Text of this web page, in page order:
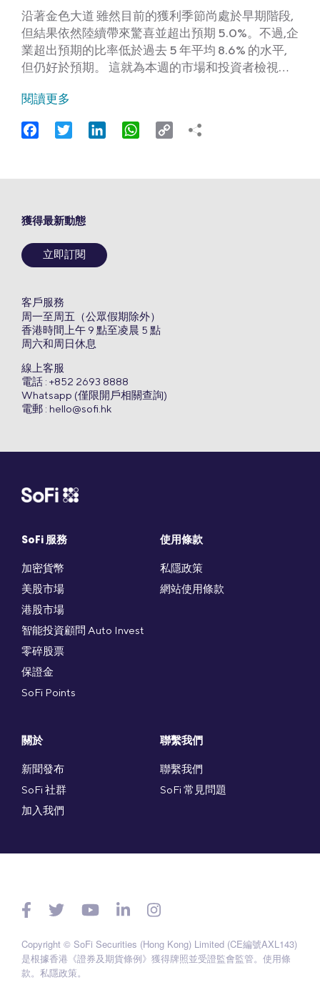
沿著金色大道 雖然目前的獲利季節尚處於早期階段,
但結果依然陸續帶來驚喜並超出預期 5.0%。不過,企
業超出預期的比率低於過去 5 年平均 8.6% 的水平,
但仍好於預期。 這就為本週的市場和投資者檢視…
閱讀更多
FacebookTwitter LinkedIn WhatsApp
Copy
SoFi 服務
加密貨幣
美股市場
港股市場
智能投資顧問 Auto Invest
零碎股票
保證金
SoFi Points
使用條款
私隱政策
網站使用條款
關於
新聞發布
SoFi 社群
加入我們
聯繫我們
聯繫我們
SoFi 常見問題
獲得最新動態
立即訂閱
客戶服務
周一至周五（公眾假期除外）
香港時間上午 9 點至凌晨 5 點
周六和周日休息
線上客服
電話 : +852 2693 8888
Whatsapp (僅限開戶相關查詢)
電郵 : hello@sofi.hk
Copyright © SoFi Securities (Hong Kong) Limited (CE編號AXL143)
是根據香港《證券及期貨條例》獲得牌照並受證監會監管。 使用條
款。 私隱政策。